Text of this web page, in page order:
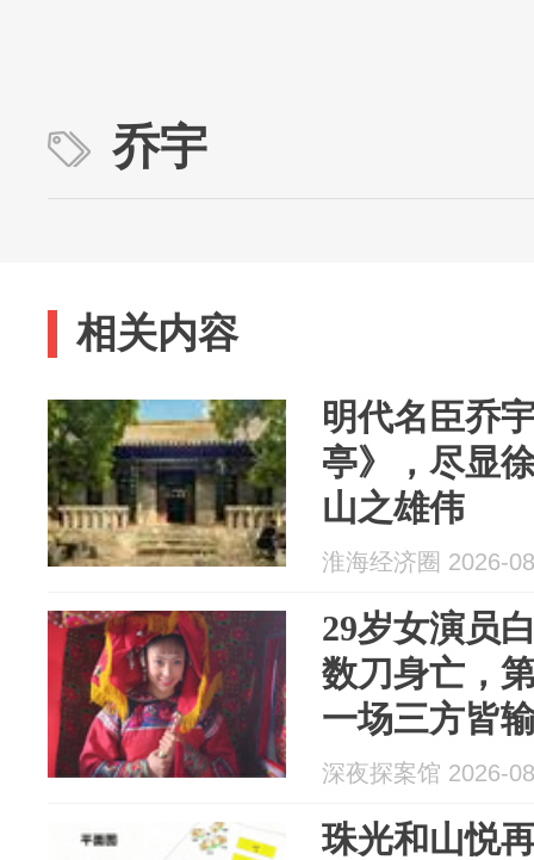
乔宇
相关内容
明代名臣乔
亭》，尽显
山之雄伟
淮海经济圈 2026-
29岁女演员
数刀身亡，
一场三方皆
深夜探案馆 2026-
珠光和山悦